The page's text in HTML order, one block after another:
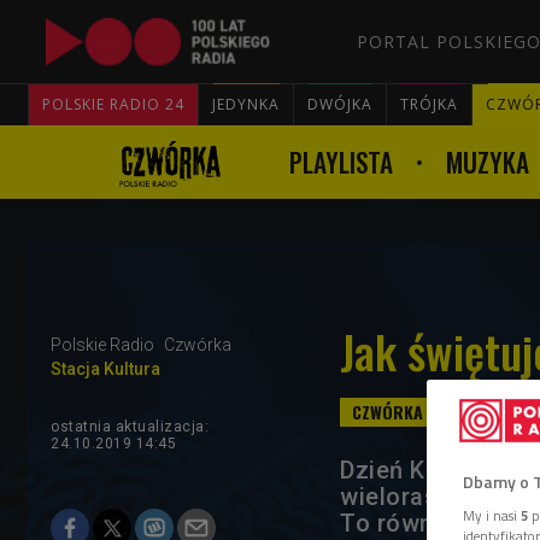
PORTAL
POLSKIE RADIO 24 JEDYNKA DWÓJKA TRÓJKA
PLAYLISTA MUZYKA
Polskie Radio
Czwórka
Stacja Kultura
Jak
ostatnia aktualizacja:
24.10.2019 14:45
Dzień Kundelka,
wielorasowych,
To również
Dbamy o
My i nasi 5